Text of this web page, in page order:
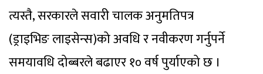
त्यस्तै, सरकारले सवारी चालक अनुमतिपत्र
(ड्राइभिङ लाइसेन्स)को अवधि र नवीकरण गर्नुपर्ने
समयावधि दोब्बरले बढाएर १० वर्ष पुर्याएको छ ।